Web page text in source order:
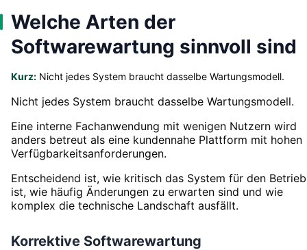
Welche Arten der
Softwarewartung sinnvoll sind
Kurz: Nicht jedes System braucht dasselbe Wartungsmodell.
Nicht jedes System braucht dasselbe Wartungsmodell.
Eine interne Fachanwendung mit wenigen Nutzern wird
anders betreut als eine kundennahe Plattform mit hohen
Verfügbarkeitsanforderungen.
Entscheidend ist, wie kritisch das System für den Betrieb
ist, wie häufig Änderungen zu erwarten sind und wie
komplex die technische Landschaft ausfällt.
Korrektive Softwarewartung